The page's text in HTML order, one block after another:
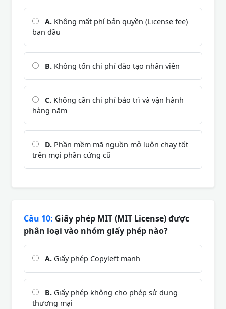
A. Không mất phí bản quyền (License fee)
ban đầu
B. Không tốn chi phí đào tạo nhân viên
C. Không cần chi phí bảo trì và vận hành
hàng năm
D. Phần mềm mã nguồn mở luôn chạy tốt
trên mọi phần cứng cũ
Câu 10: Giấy phép MIT (MIT License) được
phân loại vào nhóm giấy phép nào?
A. Giấy phép Copyleft mạnh
B. Giấy phép không cho phép sử dụng
thương mại